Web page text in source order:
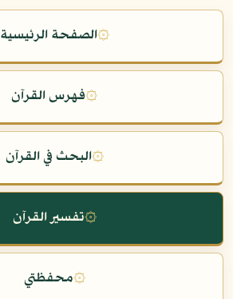
۞الصفحة الرئيسية
۞فهرس القرآن
۞البحث في القرآن
۞تفسير القرآن
۞محفظتي